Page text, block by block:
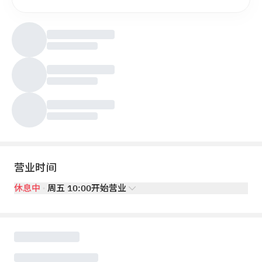
营业时间
休息中 周五 10:00开始营业